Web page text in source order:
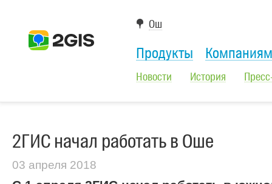
Продукты Компаниям
Новости История
Ош
2ГИС начал работать в Оше
03 апреля 2018